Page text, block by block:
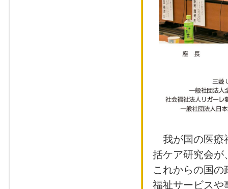
我が国の医療
括ケア研究会が
これからの国
福祉サービスや